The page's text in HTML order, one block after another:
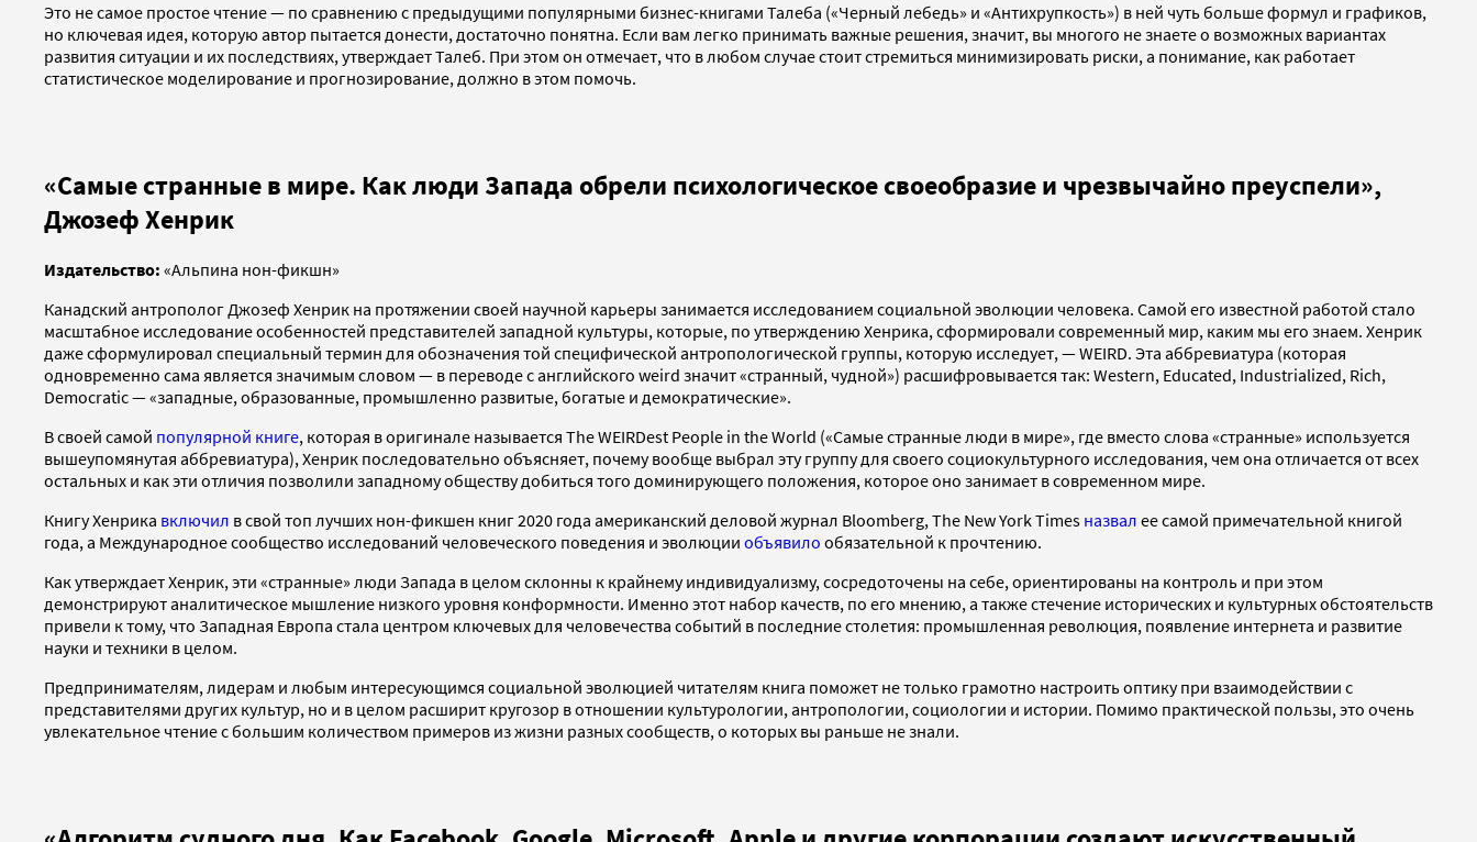
Это не самое простое чтение — по сравнению с предыдущими популярными бизнес-книгами Талеба («Черный лебедь» и «Антихрупкость») в ней чуть больше формул и графиков,
но ключевая идея, которую автор пытается донести, достаточно понятна. Если вам легко принимать важные решения, значит, вы многого не знаете о возможных вариантах
развития ситуации и их последствиях, утверждает Талеб. При этом он отмечает, что в любом случае стоит стремиться минимизировать риски, а понимание, как работает
статистическое моделирование и прогнозирование, должно в этом помочь.
«Самые странные в мире. Как люди Запада обрели психологическое своеобразие и чрезвычайно преуспели»,
Джозеф Хенрик
Издательство: «Альпина нон-фикшн»
Канадский антрополог Джозеф Хенрик на протяжении своей научной карьеры занимается исследованием социальной эволюции человека. Самой его известной работой стало
масштабное исследование особенностей представителей западной культуры, которые, по утверждению Хенрика, сформировали современный мир, каким мы его знаем. Хенрик
даже сформулировал специальный термин для обозначения той специфической антропологической группы, которую исследует, — WEIRD. Эта аббревиатура (которая
одновременно сама является значимым словом — в переводе с английского weird значит «странный, чудной») расшифровывается так: Western, Educated, Industrialized, Rich,
Democratic — «западные, образованные, промышленно развитые, богатые и демократические».
В своей самой популярной книге, которая в оригинале называется The WEIRDest People in the World («Самые странные люди в мире», где вместо слова «странные» используется
вышеупомянутая аббревиатура), Хенрик последовательно объясняет, почему вообще выбрал эту группу для своего социокультурного исследования, чем она отличается от всех
остальных и как эти отличия позволили западному обществу добиться того доминирующего положения, которое оно занимает в современном мире.
Книгу Хенрика включил в свой топ лучших нон-фикшен книг 2020 года американский деловой журнал Bloomberg, The New York Times назвал ее самой примечательной книгой
года, а Международное сообщество исследований человеческого поведения и эволюции объявило обязательной к прочтению.
Как утверждает Хенрик, эти «странные» люди Запада в целом склонны к крайнему индивидуализму, сосредоточены на себе, ориентированы на контроль и при этом
демонстрируют аналитическое мышление низкого уровня конформности. Именно этот набор качеств, по его мнению, а также стечение исторических и культурных обстоятельств
привели к тому, что Западная Европа стала центром ключевых для человечества событий в последние столетия: промышленная революция, появление интернета и развитие
науки и техники в целом.
Предпринимателям, лидерам и любым интересующимся социальной эволюцией читателям книга поможет не только грамотно настроить оптику при взаимодействии с
представителями других культур, но и в целом расширит кругозор в отношении культурологии, антропологии, социологии и истории. Помимо практической пользы, это очень
увлекательное чтение с большим количеством примеров из жизни разных сообществ, о которых вы раньше не знали.